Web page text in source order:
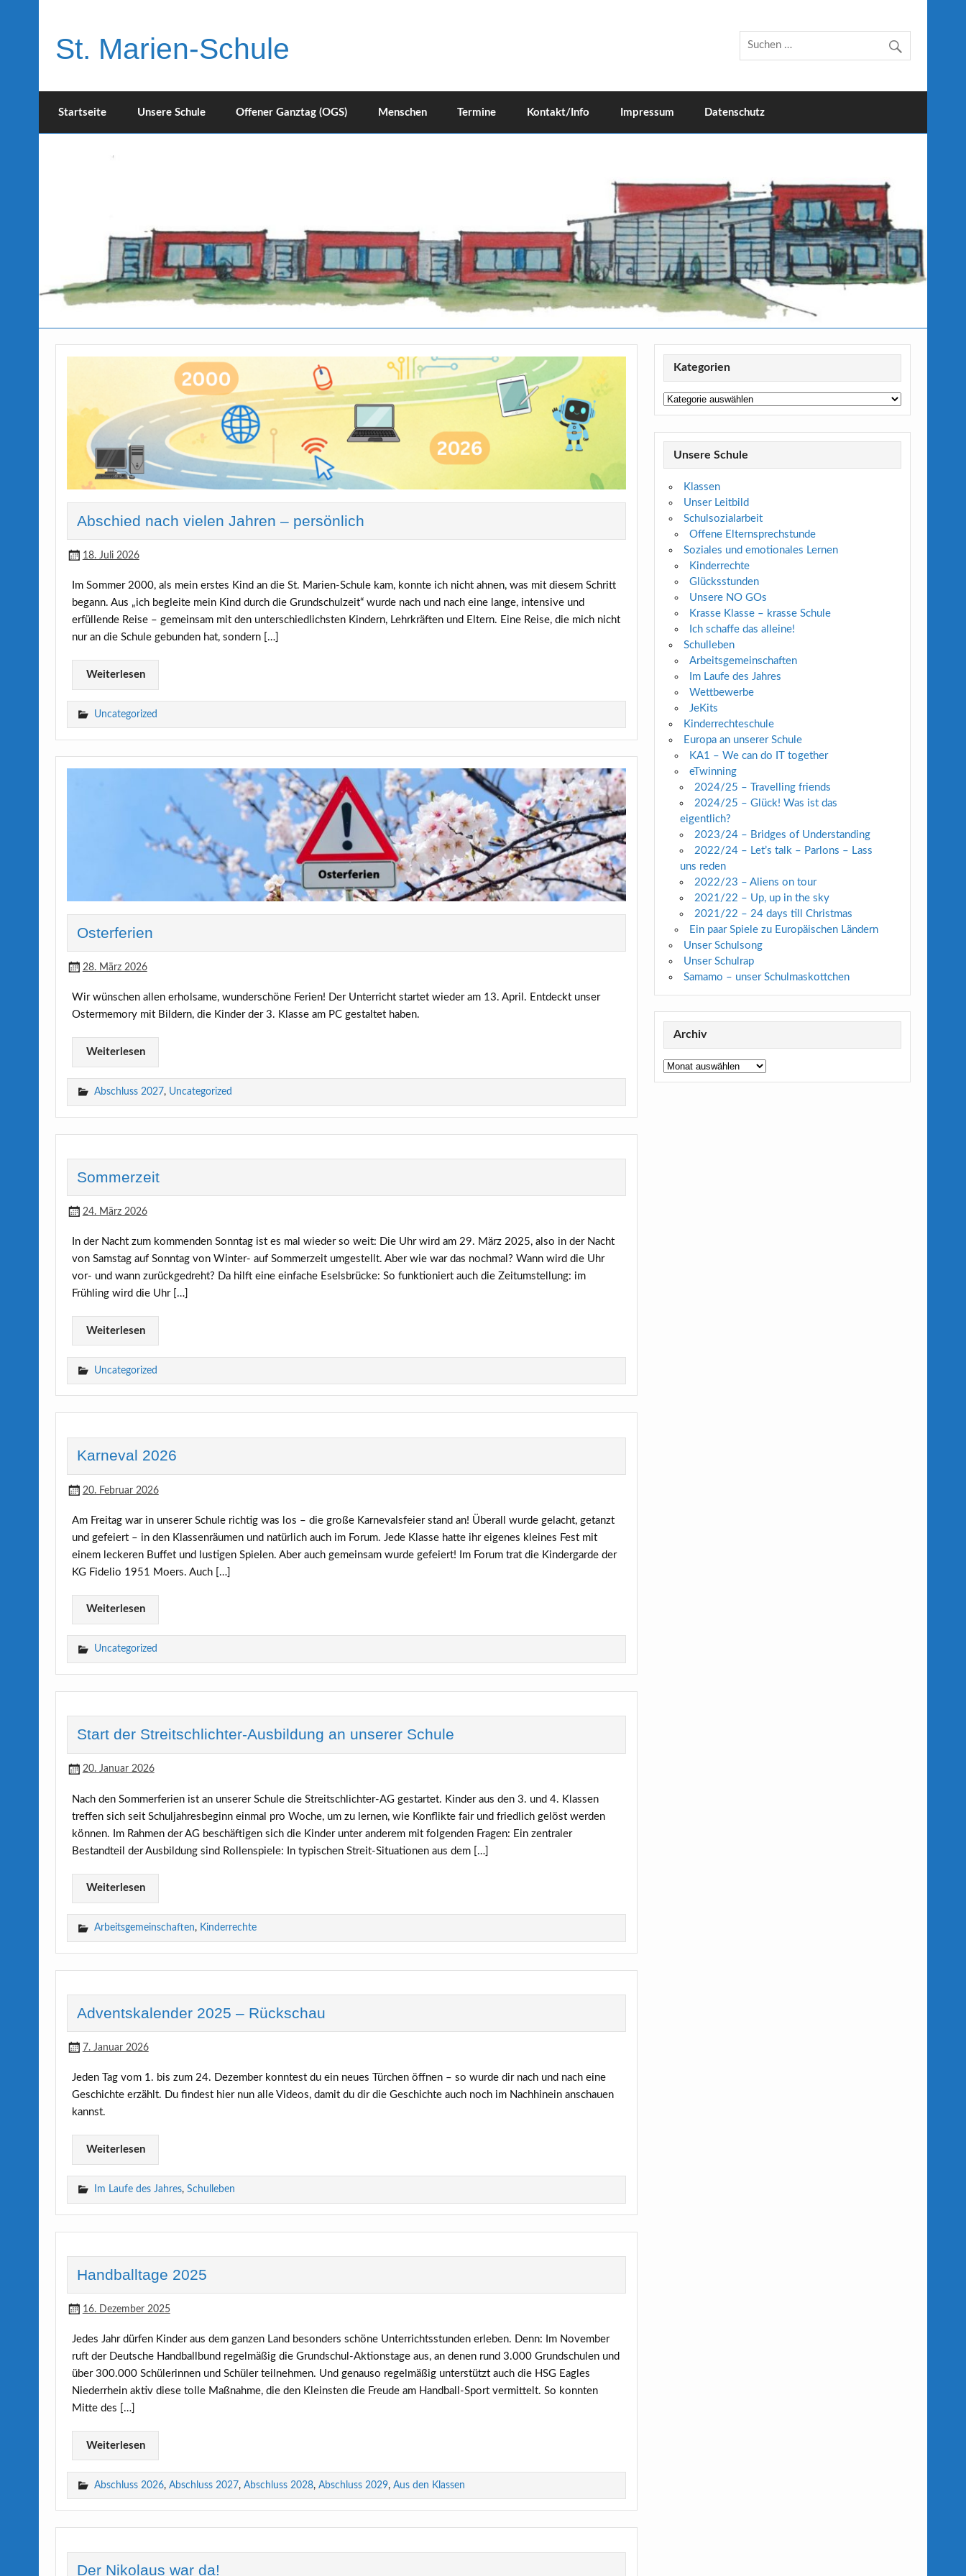
St. Marien-Schule
Katholische Grundschule in Moers
Startseite Unsere Schule Offener Ganztag (OGS) Menschen Termine Kontakt/Info Impressum Datenschutz
Abschied nach vielen Jahren – persönlich
18. Juli 2026
Im Sommer 2000, als mein erstes Kind an die St. Marien-Schule kam, konnte ich nicht ahnen, was mit diesem Schritt
begann. Aus „ich begleite mein Kind durch die Grundschulzeit“ wurde nach und nach eine lange, intensive und
erfüllende Reise – gemeinsam mit den unterschiedlichsten Kindern, Lehrkräften und Eltern. Eine Reise, die mich nicht
nur an die Schule gebunden hat, sondern […]
Weiterlesen
Uncategorized
Osterferien
28. März 2026
Wir wünschen allen erholsame, wunderschöne Ferien! Der Unterricht startet wieder am 13. April. Entdeckt unser
Ostermemory mit Bildern, die Kinder der 3. Klasse am PC gestaltet haben.
Weiterlesen
Abschluss 2027, Uncategorized
Sommerzeit
24. März 2026
In der Nacht zum kommenden Sonntag ist es mal wieder so weit: Die Uhr wird am 29. März 2025, also in der Nacht
von Samstag auf Sonntag von Winter- auf Sommerzeit umgestellt. Aber wie war das nochmal? Wann wird die Uhr
vor- und wann zurückgedreht? Da hilft eine einfache Eselsbrücke: So funktioniert auch die Zeitumstellung: im
Frühling wird die Uhr […]
Weiterlesen
Uncategorized
Karneval 2026
20. Februar 2026
Am Freitag war in unserer Schule richtig was los – die große Karnevalsfeier stand an! Überall wurde gelacht, getanzt
und gefeiert – in den Klassenräumen und natürlich auch im Forum. Jede Klasse hatte ihr eigenes kleines Fest mit
einem leckeren Buffet und lustigen Spielen. Aber auch gemeinsam wurde gefeiert! Im Forum trat die Kindergarde der
KG Fidelio 1951 Moers. Auch […]
Weiterlesen
Uncategorized
Start der Streitschlichter-Ausbildung an unserer Schule
20. Januar 2026
Nach den Sommerferien ist an unserer Schule die Streitschlichter-AG gestartet. Kinder aus den 3. und 4. Klassen
treffen sich seit Schuljahresbeginn einmal pro Woche, um zu lernen, wie Konflikte fair und friedlich gelöst werden
können. Im Rahmen der AG beschäftigen sich die Kinder unter anderem mit folgenden Fragen: Ein zentraler
Bestandteil der Ausbildung sind Rollenspiele: In typischen Streit-Situationen aus dem […]
Weiterlesen
Arbeitsgemeinschaften, Kinderrechte
Adventskalender 2025 – Rückschau
7. Januar 2026
Jeden Tag vom 1. bis zum 24. Dezember konntest du ein neues Türchen öffnen – so wurde dir nach und nach eine
Geschichte erzählt. Du findest hier nun alle Videos, damit du dir die Geschichte auch noch im Nachhinein anschauen
kannst.
Weiterlesen
Im Laufe des Jahres,Schulleben
Handballtage 2025
16. Dezember 2025
Jedes Jahr dürfen Kinder aus dem ganzen Land besonders schöne Unterrichtsstunden erleben. Denn: Im November
ruft der Deutsche Handballbund regelmäßig die Grundschul-Aktionstage aus, an denen rund 3.000 Grundschulen und
über 300.000 Schülerinnen und Schüler teilnehmen. Und genauso regelmäßig unterstützt auch die HSG Eagles
Niederrhein aktiv diese tolle Maßnahme, die den Kleinsten die Freude am Handball-Sport vermittelt. So konnten
Mitte des […]
Weiterlesen
Abschluss 2026,Abschluss 2027,Abschluss 2028,Abschluss 2029,Aus den Klassen
Der Nikolaus war da!
Kategorien
Kategorien
Unsere Schule
Klassen
Unser Leitbild
Schulsozialarbeit
Offene Elternsprechstunde
Soziales und emotionales Lernen
Kinderrechte
Glücksstunden
Unsere NO GOs
Krasse Klasse – krasse Schule
Ich schaffe das alleine!
Schulleben
Arbeitsgemeinschaften
Im Laufe des Jahres
Wettbewerbe
JeKits
Kinderrechteschule
Europa an unserer Schule
KA1 – We can do IT together
eTwinning
2024/25 – Travelling friends
2024/25 – Glück! Was ist das
eigentlich?
2023/24 – Bridges of Understanding
2022/24 – Let’s talk – Parlons – Lass
uns reden
2022/23 – Aliens on tour
2021/22 – Up, up in the sky
2021/22 – 24 days till Christmas
Ein paar Spiele zu Europäischen Ländern
Unser Schulsong
Unser Schulrap
Samamo – unser Schulmaskottchen
Archiv
Archiv